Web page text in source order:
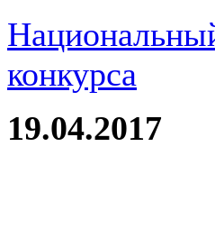
конкурса
19.04.2017